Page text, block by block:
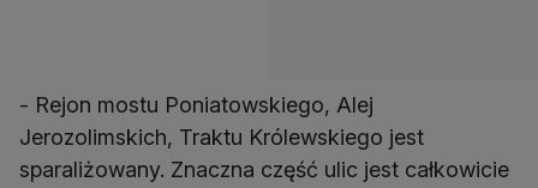
- Rejon mostu Poniatowskiego, Alej
Jerozolimskich, Traktu Królewskiego jest
sparaliżowany. Znaczna część ulic jest całkowicie